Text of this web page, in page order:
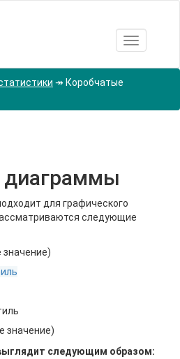
Toggle
↠ Коробчатые
диаграммы
для графического
следующие
значение)
следующим образом: